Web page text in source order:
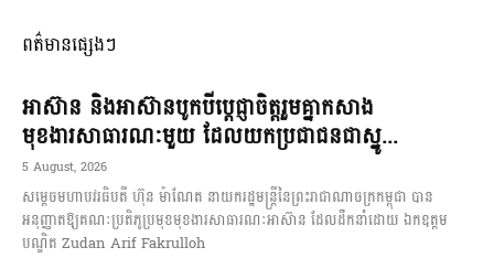
ពត៌មានផ្សេងៗ
អាស៊ាន និងអាស៊ានបូកបីប្តេជ្ញាចិត្តរួមគ្នាកសាង
មុខងារសាធារណៈមួយ ដែលយកប្រជាជនជាស្នូ...
5 August, 2026
សម្តេចមហាបវរធិបតី ហ៊ុន ម៉ាណែត នាយករដ្ឋមន្ត្រីនៃព្រះរាជាណាចក្រកម្ពុជា បាន
អនុញ្ញាតឱ្យគណៈប្រតិភូប្រមុខមុខងារសាធារណៈអាស៊ាន ដែលដឹកនាំដោយ ឯកឧត្តម
បណ្ឌិត Zudan Arif Fakrulloh